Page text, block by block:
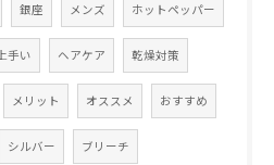
銀座 メンズ ホットペッパー
手い ヘアケア 乾燥対策
メリット オススメ おすすめ
シルバー ブリーチ